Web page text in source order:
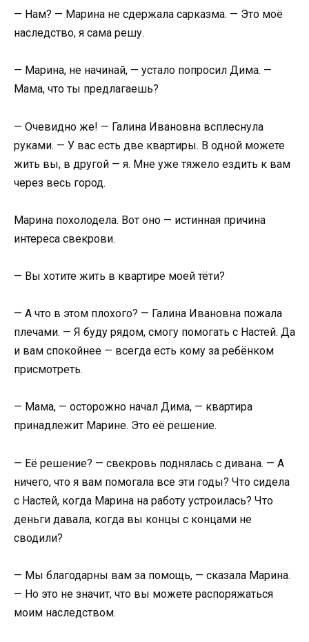
— Нам? — Марина не сдержала сарказма. — Это моё
наследство, я сама решу.
— Марина, не начинай, — устало попросил Дима. —
Мама, что ты предлагаешь?
— Очевидно же! — Галина Ивановна всплеснула
руками. — У вас есть две квартиры. В одной можете
жить вы, в другой — я. Мне уже тяжело ездить к вам
через весь город.
Марина похолодела. Вот оно — истинная причина
интереса свекрови.
— Вы хотите жить в квартире моей тёти?
— А что в этом плохого? — Галина Ивановна пожала
плечами. — Я буду рядом, смогу помогать с Настей. Да
и вам спокойнее — всегда есть кому за ребёнком
присмотреть.
— Мама, — осторожно начал Дима, — квартира
принадлежит Марине. Это её решение.
— Её решение? — свекровь поднялась с дивана. — А
ничего, что я вам помогала все эти годы? Что сидела
с Настей, когда Марина на работу устроилась? Что
деньги давала, когда вы концы с концами не
сводили?
— Мы благодарны вам за помощь, — сказала Марина.
— Но это не значит, что вы можете распоряжаться
моим наследством.